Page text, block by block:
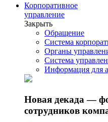
Корпоративное
управление
Закрыть
Обращение
Система
Органы
Система
Информация для
Новая декада —
сотрудников